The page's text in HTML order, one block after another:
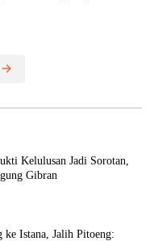
Kelulusan Jadi Sorotan,
Gibran
ke Istana, Jalih Pitoeng: